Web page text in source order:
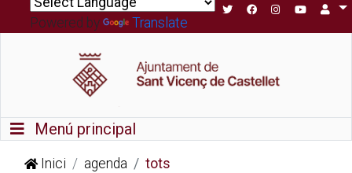
Powered by Translate
Commutador de navegació
Menú principal
Inici agenda tots